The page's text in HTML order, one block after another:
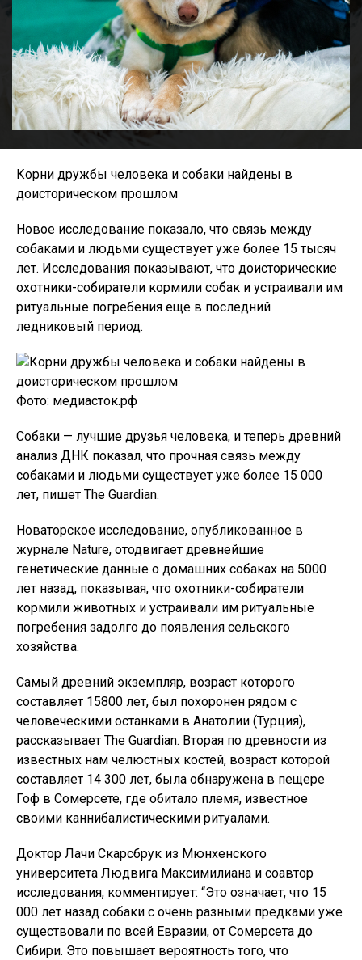
Корни дружбы человека и собаки найдены в
доисторическом прошлом
Новое исследование показало, что связь между
собаками и людьми существует уже более 15 тысяч
лет. Исследования показывают, что доисторические
охотники-собиратели кормили собак и устраивали им
ритуальные погребения еще в последний
ледниковый период.
Фото: медиасток.рф
Собаки — лучшие друзья человека, и теперь древний
анализ ДНК показал, что прочная связь между
собаками и людьми существует уже более 15 000
лет, пишет The Guardian.
Новаторское исследование, опубликованное в
журнале Nature, отодвигает древнейшие
генетические данные о домашних собаках на 5000
лет назад, показывая, что охотники-собиратели
кормили животных и устраивали им ритуальные
погребения задолго до появления сельского
хозяйства.
Самый древний экземпляр, возраст которого
составляет 15800 лет, был похоронен рядом с
человеческими останками в Анатолии (Турция),
рассказывает The Guardian. Вторая по древности из
известных нам челюстных костей, возраст которой
составляет 14 300 лет, была обнаружена в пещере
Гоф в Сомерсете, где обитало племя, известное
своими каннибалистическими ритуалами.
Доктор Лачи Скарсбрук из Мюнхенского
университета Людвига Максимилиана и соавтор
исследования, комментирует: “Это означает, что 15
000 лет назад собаки с очень разными предками уже
существовали по всей Евразии, от Сомерсета до
Сибири. Это повышает вероятность того, что